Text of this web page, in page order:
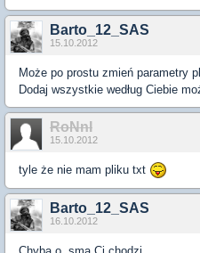
Barto_12_SAS
15.10.2012
Może po prostu zmień parametry
Dodaj wszystkie według Ciebie
RoNnI
15.10.2012
tyle że nie mam pliku txt
Barto_12_SAS
16.10.2012